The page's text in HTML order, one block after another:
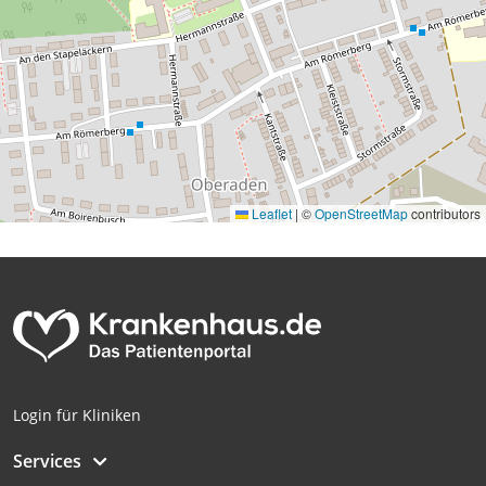
Leaflet | ©OpenStreetMapcontributors
Login für Kliniken
Services